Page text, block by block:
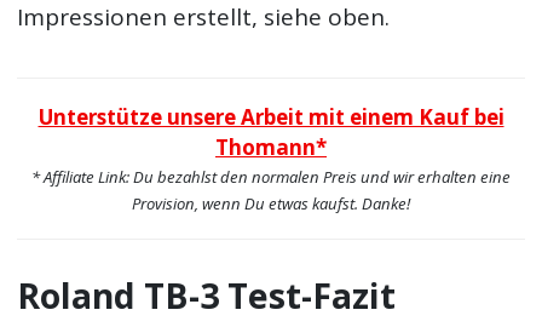
Impressionen erstellt, siehe oben.
Unterstütze unsere Arbeit mit einem Kauf bei
Thomann*
* Affiliate Link: Du bezahlst den normalen Preis und wir erhalten eine
Provision, wenn Du etwas kaufst. Danke!
Roland TB-3 Test-Fazit